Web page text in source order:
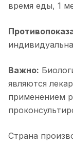
время еды, 1
Важно:
являются
применением
Страна